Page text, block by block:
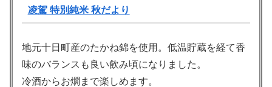
凌駕 特別純米 秋だより
地元十日町産のたかね錦を使用。低温貯蔵を経て香
味のバランスも良い飲み頃になりました。
冷酒からお燗まで楽しめます。